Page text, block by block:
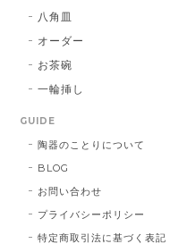
八角皿
オーダー
お茶碗
一輪挿し
GUIDE
陶器のことりについて
BLOG
お問い合わせ
プライバシーポリシー
特定商取引法に基づく表記